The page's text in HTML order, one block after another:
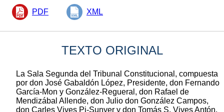
PDF XML
TEXTO ORIGINAL
La Sala Segunda del Tribunal Constitucional, compuesta
por don José Gabaldón López, Presidente, don Fernando
García-Mon y González-Regueral, don Rafael de
Mendizábal Allende, don Julio don González Campos,
don Carles Vives Pi-Sunyer y don Tomás S. Vives Antón,